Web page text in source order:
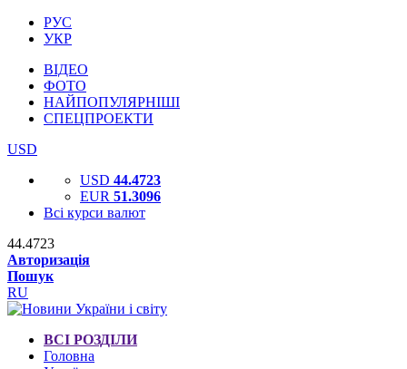
РУС
УКР
ВІДЕО
ФОТО
НАЙПОПУЛЯРНІШІ
СПЕЦПРОЕКТИ
USD
USD 44.4723
EUR 51.3096
Всі курси валют
44.4723
Авторизація
Пошук
RU
ВСІ РОЗДІЛИ
Головна